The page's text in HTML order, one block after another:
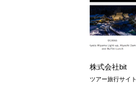
株式会社bit
ツアー旅行サイト